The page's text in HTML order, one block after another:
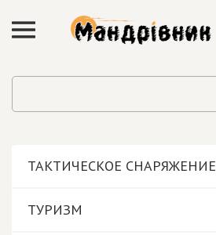
ТАКТИЧЕСКОЕ СНАРЯЖЕНИЕ
ТУРИЗМ